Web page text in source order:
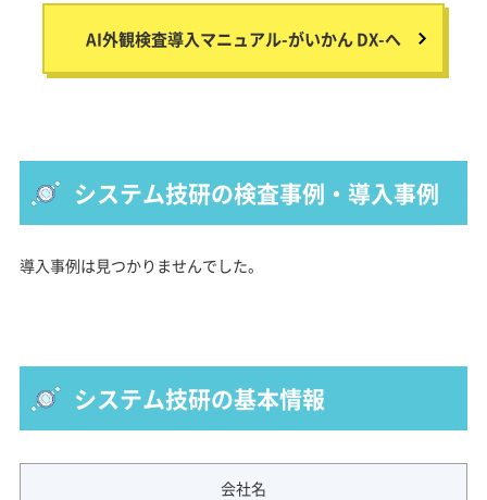
AI外観検査導入マニュアル-がいかん DX-へ
システム技研の検査事例・導入事例
導入事例は見つかりませんでした。
システム技研の基本情報
会社名